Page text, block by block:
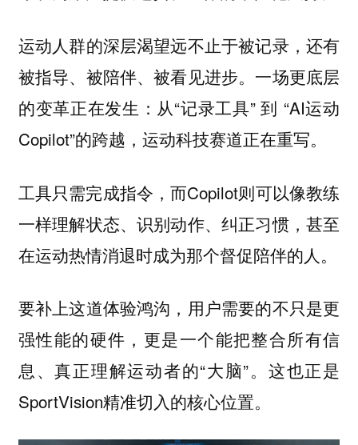
运动人群的深层渴望远不止于被记录，还有
被指导、被陪伴、被看见进步。一场更底层
的变革正在发生：从“记录工具” 到 “AI运动
Copilot”的跨越，运动科技赛道正在重写。
工具只需完成指令，而Copilot则可以像教练
一样理解状态、识别动作、纠正习惯，甚至
在运动热情消退时成为那个督促陪伴的人。
要补上这道体验鸿沟，用户需要的不只是更
强性能的硬件，更是一个能把整合所有信
息、真正理解运动者的“大脑”。这也正是
SportVision精准切入的核心位置。